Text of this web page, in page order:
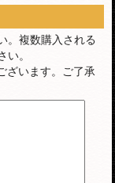
。複数購入される
い。
ざいます。ご了承